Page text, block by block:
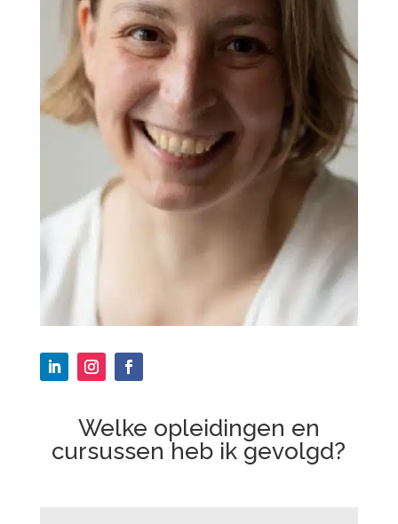
Welke opleidingen en
cursussen heb ik gevolgd?